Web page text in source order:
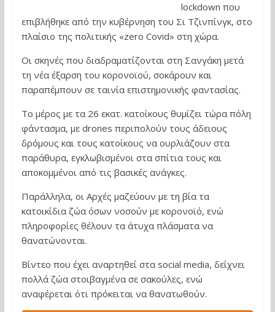
lockdown που
επιβλήθηκε από την κυβέρνηση του Σι Τζινπίνγκ, στο
πλαίσιο της πολιτικής «zero Covid» στη χώρα.
Οι σκηνές που διαδραματίζονται στη Σανγάκη μετά
τη νέα έξαρση του κορονοϊού, σοκάρουν και
παραπέμπουν σε ταινία επιστημονικής φαντασίας.
Το μέρος με τα 26 εκατ. κατοίκους θυμίζει τώρα πόλη
φάντασμα, με drones περιπολούν τους άδειους
δρόμους και τους κατοίκους να ουρλιάζουν στα
παράθυρα, εγκλωβισμένοι στα σπίτια τους και
αποκομμένοι από τις βασικές ανάγκες.
Παράλληλα, οι Αρχές μαζεύουν με τη βία τα
κατοικίδια ζώα όσων νοσούν με κορονοϊό, ενώ
πληροφορίες θέλουν τα άτυχα πλάσματα να
θανατώνονται.
Βίντεο που έχει αναρτηθεί στα social media, δείχνει
πολλά ζώα στοιβαγμένα σε σακούλες, ενώ
αναφέρεται ότι πρόκειται να θανατωθούν.